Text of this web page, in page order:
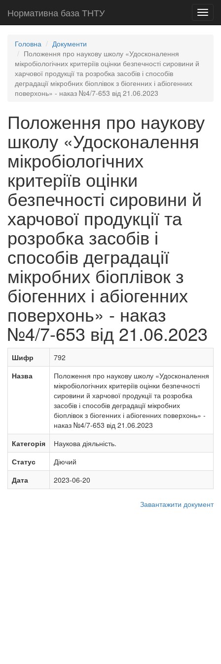
Нормативна база ТНТУ
Головна
Документи
Положення про наукову школу «Удосконалення
мікробіологічних критеріїв оцінки безпечності сировини й
харчової продукції та розробка засобів і способів
деградації мікробних біоплівок з біогенних і абіогенних
поверхонь» - наказ №4/7-653 від 21.06.2023
Положення про наукову
школу «Удосконалення
мікробіологічних
критеріїв оцінки
безпечності сировини й
харчової продукції та
розробка засобів і
способів деградації
мікробних біоплівок з
біогенних і абіогенних
поверхонь» - наказ
№4/7-653 від 21.06.2023
Шифр
792
Назва
Положення про наукову школу «Удосконалення
мікробіологічних критеріїв оцінки безпечності
сировини й харчової продукції та розробка
засобів і способів деградації мікробних
біоплівок з біогенних і абіогенних поверхонь» -
наказ №4/7-653 від 21.06.2023
Категорія
Наукова діяльність.
Статус
Діючий
Дата
2023-06-20
Завантажити документ